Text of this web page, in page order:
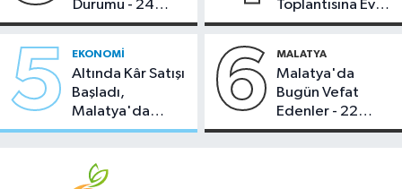
Durumu - 24
Temmuz 2026
Toplantısına Ev
Sahipliği Yaptı
5 EKONOMI
Altında Kâr Satışı
Başladı,
Malatya'da
Makas Ne
6 MALATYA
Malatya'da
Bugün Vefat
Edenler - 22
Temmuz 2026